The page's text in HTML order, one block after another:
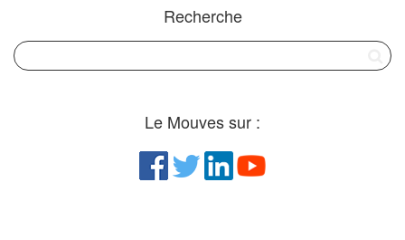
Recherche
Le Mouves sur :